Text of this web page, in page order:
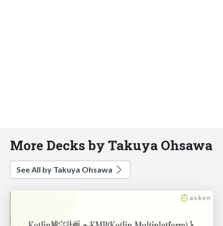
More Decks by Takuya Ohsawa
See All by Takuya Ohsawa